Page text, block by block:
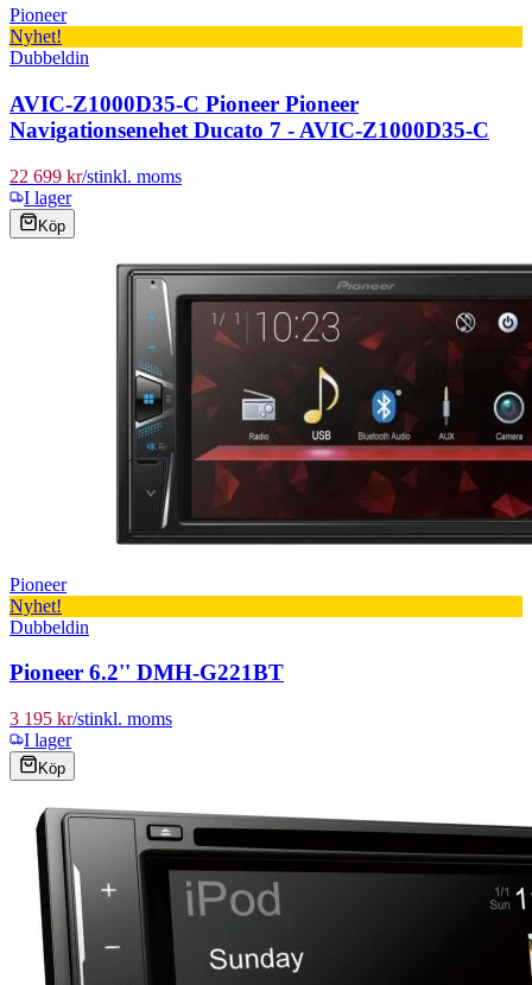
Pioneer
Nyhet!
Dubbeldin
AVIC-Z1000D35-C Pioneer Pioneer
Navigationsenehet Ducato 7 - AVIC-Z1000D35-C
22 699 kr/stinkl. moms
I lager
Köp
Pioneer
Nyhet!
Dubbeldin
Pioneer 6.2'' DMH-G221BT
3 195 kr/stinkl. moms
I lager
Köp